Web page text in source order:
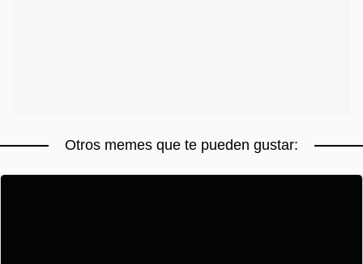
Otros memes que te pueden gustar: